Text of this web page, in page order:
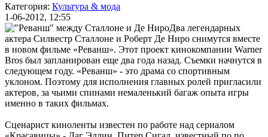
Категория: Культура & мода
1-06-2012, 12:55
Два легендарных
актера Силвестр Сталлоне и Роберт Де Ниро снимутся вместе
в новом фильме «Реванш». Этот проект кинокомпании Warner
Bros был запланирован еще два года назад. Съемки начнутся в
следующем году. «Реванш» - это драма со спортивным
уклоном. Поэтому для исполнения главных ролей пригласили
актеров, за чьими спинами немаленький багаж опыта игры
именно в таких фильмах.
Сценарист киноленты известен по работе над сериалом